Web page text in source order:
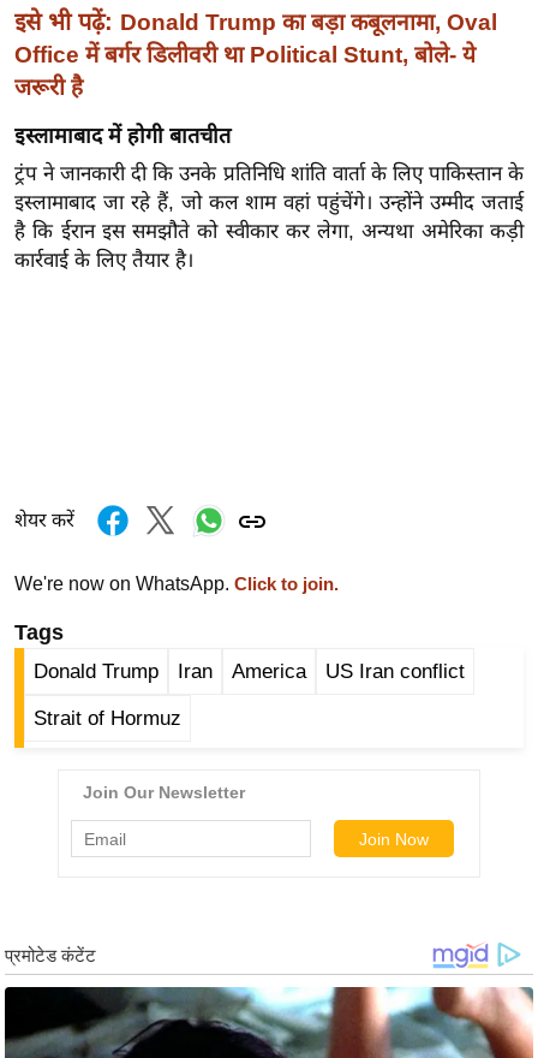
सा
ल
श
य
त
यं
ग
त
ऑ
व
र्ल्ड
न
ज
इसे भी पढ़ें: Donald Trump का बड़ा कबूलनामा, Oval
Office में बर्गर डिलीवरी था Political Stunt, बोले- ये
जरूरी है
इस्लामाबाद में होगी बातचीत
ट्रंप ने जानकारी दी कि उनके प्रतिनिधि शांति वार्ता के लिए पाकिस्तान के
इस्लामाबाद जा रहे हैं, जो कल शाम वहां पहुंचेंगे। उन्होंने उम्मीद जताई
है कि ईरान इस समझौते को स्वीकार कर लेगा, अन्यथा अमेरिका कड़ी
कार्रवाई के लिए तैयार है।
शेयर करें
We're now on WhatsApp. Click to join.
Tags
Donald Trump Iran America US Iran conflict
Strait of Hormuz